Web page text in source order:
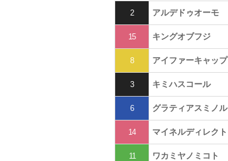
2 アルデドゥオーモ
15 キングオブフジ
8 アイファーキャップ
3 キミハスコール
6 グラティアスミノル
14 マイネルディレクト
11 ワカミヤノミコト